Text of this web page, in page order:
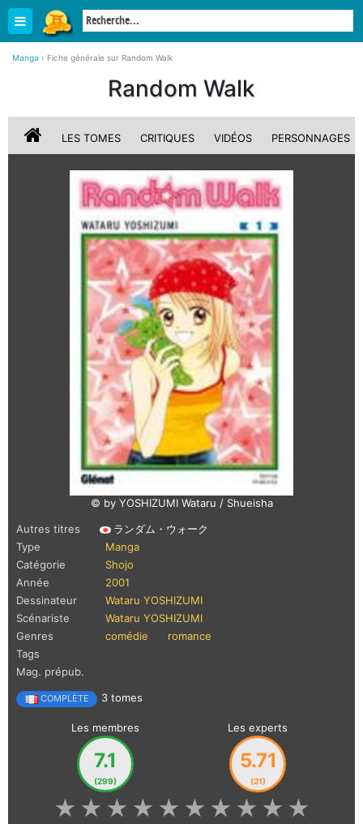
Manga › Fiche générale sur Random Walk
Random Walk
LES TOMES CRITIQUES VIDÉOS PERSONNAGES
© by YOSHIZUMI Wataru / Shueisha
Autres titres
ランダム・ウォーク
Type
Manga
Catégorie
Shojo
Année
2001
Dessinateur
Wataru YOSHIZUMI
Scénariste
Wataru YOSHIZUMI
Genres
comédie
romance
Tags
Mag. prépub.
COMPLÈTE 3 tomes
Les membres
7.1
(299)
Les experts
5.71
(21)
★
★
★
★
★
★
★
★
★
★